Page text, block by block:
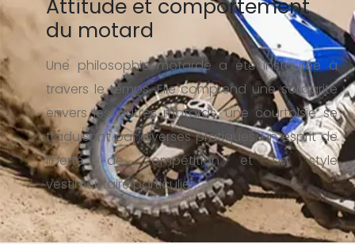
Attitude et comportement
du motard
Une philosophie motarde a été instaurée à
travers le temps. Elle comprend une solidarité
envers les autres motards, une courtoisie se
traduisant par diverses pratiques, un esprit de
liberté, de compétition et un style
vestimentaire particulier.